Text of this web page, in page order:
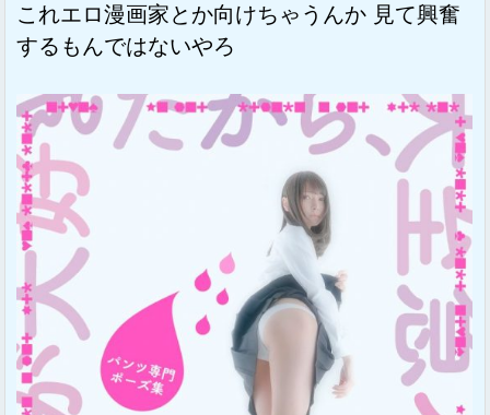
これエロ漫画家とか向けちゃうんか 見て興奮
するもんではないやろ